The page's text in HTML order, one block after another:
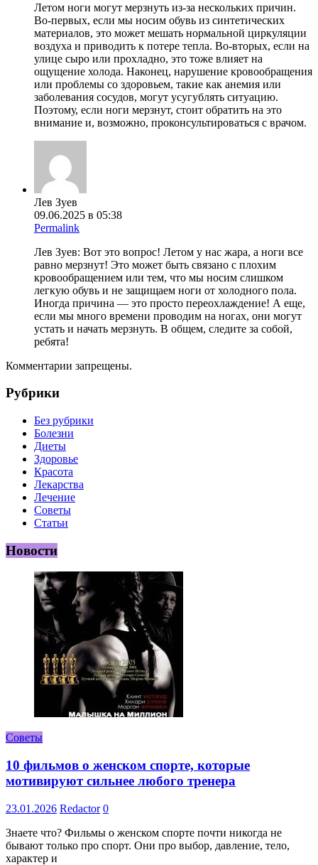
Летом ноги могут мерзнуть из-за нескольких причин.
Во-первых, если мы носим обувь из синтетических
материалов, это может мешать нормальной циркуляции
воздуха и приводить к потере тепла. Во-вторых, если на
улице сыро или прохладно, это тоже влияет на
ощущение холода. Наконец, нарушение кровообращения
или проблемы со здоровьем, такие как анемия или
заболевания сосудов, могут усугублять ситуацию.
Поэтому, если ноги мерзнут, стоит обратить на это
внимание и, возможно, проконсультироваться с врачом.
Лев Зуев
09.06.2025 в 05:38
Permalink
Лев Зуев: Вот это вопрос! Летом у нас жара, а ноги все
равно мерзнут! Это может быть связано с плохим
кровообращением или тем, что мы носим слишком
легкую обувь и не защищаем ноги от холодного пола.
Иногда причина — это просто переохлаждение! А еще,
если мы много времени проводим на ногах, они могут
устать и начать мерзнуть. В общем, следите за собой,
ребята!
Комментарии запрещены.
Рубрики
Без рубрики
Болезни
Диеты
Здоровье
Красота
Лекарства
Лечение
Советы
Статьи
Новости
Советы
10 фильмов о женском спорте, которые
мотивируют сильнее любого тренера
23.01.2026 Redactor 0
Знаете что? Фильмы о женском спорте почти никогда не
бывают только про спорт. Они про выбор, давление, тело,
характер и